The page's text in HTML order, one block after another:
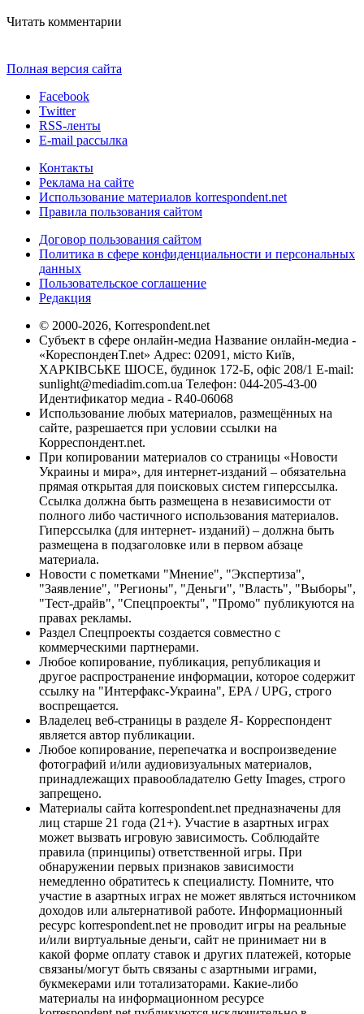
Читать комментарии
Полная версия сайта
Facebook
Twitter
RSS-ленты
E-mail рассылка
Контакты
Реклама на сайте
Использование материалов korrespondent.net
Правила пользования сайтом
Договор пользования сайтом
Политика в сфере конфиденциальности и персональных
данных
Пользовательское соглашение
Редакция
© 2000-2026, Korrespondent.net
Субъект в сфере онлайн-медиа Название онлайн-медиа -
«КореспонденТ.net» Адрес: 02091, місто Київ,
ХАРКІВСЬКЕ ШОСЕ, будинок 172-Б, офіс 208/1 E-mail:
sunlight@mediadim.com.ua Телефон: 044-205-43-00
Идентификатор медиа - R40-06068
Использование любых материалов, размещённых на
сайте, разрешается при условии ссылки на
Корреспондент.net.
При копировании материалов со страницы «Новости
Украины и мира», для интернет-изданий – обязательна
прямая открытая для поисковых систем гиперссылка.
Ссылка должна быть размещена в независимости от
полного либо частичного использования материалов.
Гиперссылка (для интернет- изданий) – должна быть
размещена в подзаголовке или в первом абзаце
материала.
Новости с пометками "Мнение", "Экспертиза",
"Заявление", "Регионы", "Деньги", "Власть", "Выборы",
"Тест-драйв", "Спецпроекты", "Промо" публикуются на
правах рекламы.
Раздел Спецпроекты создается совместно с
коммерческими партнерами.
Любое копирование, публикация, републикация и
другое распространение информации, которое содержит
ссылку на "Интерфакс-Украина", EPA / UPG, строго
воспрещается.
Владелец веб-страницы в разделе Я- Корреспондент
является автор публикации.
Любое копирование, перепечатка и воспроизведение
фотографий и/или аудиовизуальных материалов,
принадлежащих правообладателю Getty Images, строго
запрещено.
Материалы сайта korrespondent.net предназначены для
лиц старше 21 года (21+). Участие в азартных играх
может вызвать игровую зависимость. Соблюдайте
правила (принципы) ответственной игры. При
обнаружении первых признаков зависимости
немедленно обратитесь к специалисту. Помните, что
участие в азартных играх не может являться источником
доходов или альтернативой работе. Информационный
ресурс korrespondent.net не проводит игры на реальные
и/или виртуальные деньги, сайт не принимает ни в
какой форме оплату ставок и других платежей, которые
связаны/могут быть связаны с азартными играми,
букмекерами или тотализаторами. Какие-либо
материалы на информационном ресурсе